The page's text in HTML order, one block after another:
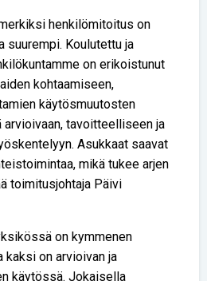
henkilömitoitus on
suurempi. Koulutettu ja
on erikoistunut
kohtaamiseen,
käytösmuutosten
tavoitteelliseen ja
Asukkaat saavat
mikä tukee arjen
toimitusjohtaja Päivi
on kymmenen
kaksi on arvioivan ja
käytössä. Jokaisella